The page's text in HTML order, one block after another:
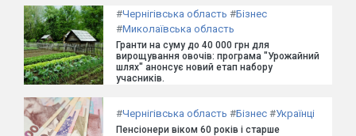
#Чернігівська область #Бізнес
#Миколаївська область
Гранти на суму до 40 000 грн для
вирощування овочів: програма "Урожайний
шлях" анонсує новий етап набору
учасників.
#Чернігівська область #Бізнес #Українці
Пенсіонери віком 60 років і старше